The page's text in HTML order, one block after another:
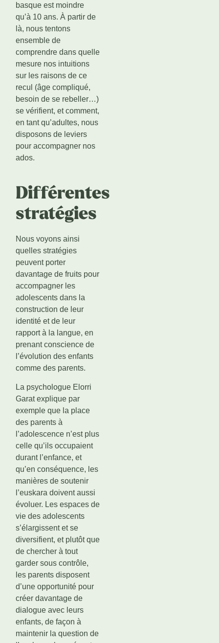
basque est moindre
qu’à 10 ans. À partir de
là, nous tentons
ensemble de
comprendre dans quelle
mesure nos intuitions
sur les raisons de ce
recul (âge compliqué,
besoin de se rebeller…)
se vérifient, et comment,
en tant qu’adultes, nous
disposons de leviers
pour accompagner nos
ados.
Différentes
stratégies
Nous voyons ainsi
quelles stratégies
peuvent porter
davantage de fruits pour
accompagner les
adolescents dans la
construction de leur
identité et de leur
rapport à la langue, en
prenant conscience de
l’évolution des enfants
comme des parents.
La psychologue Elorri
Garat explique par
exemple que la place
des parents à
l’adolescence n’est plus
celle qu’ils occupaient
durant l’enfance, et
qu’en conséquence, les
manières de soutenir
l’euskara doivent aussi
évoluer. Les espaces de
vie des adolescents
s’élargissent et se
diversifient, et plutôt que
de chercher à tout
garder sous contrôle,
les parents disposent
d’une opportunité pour
créer davantage de
dialogue avec leurs
enfants, de façon à
maintenir la question de